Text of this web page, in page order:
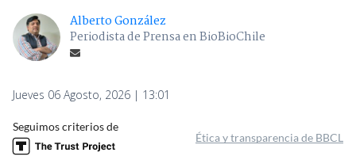
Alberto González
Periodista de Prensa en BioBioChile
Jueves 06 Agosto, 2026 | 13:01
Seguimos criterios de
Ética y transparencia de BBCL